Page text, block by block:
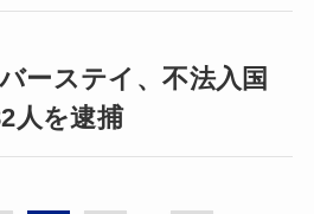
ーステイ、不法入国
人を逮捕